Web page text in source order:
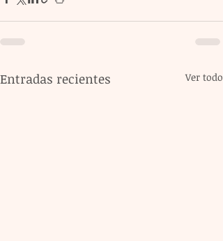
Entradas recientes Ver todo